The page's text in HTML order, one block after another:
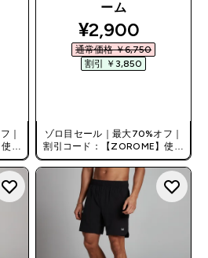
price
｜
用
ーム
discounted
¥2,900‎
通常価格 ￥6,750‎
割引 ￥3,850‎
ゾロ目セール｜最大70%オフ｜
割引コード：【ZOROME】使用
で追加10%オフ！